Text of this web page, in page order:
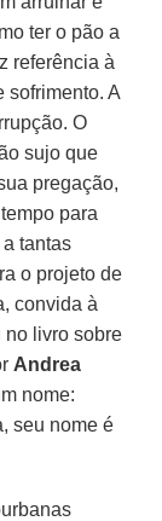
ter o pão a
referência à
sofrimento. A
O
sujo que
pregação,
para
tantas
o projeto de
convida à
no livro sobre
Andrea
nome:
seu nome é